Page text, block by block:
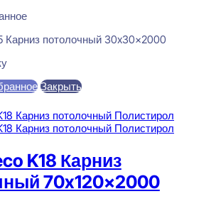
Карниз потолочный 30x30x2000
Закрыть
K18 Карниз
70x120x2000